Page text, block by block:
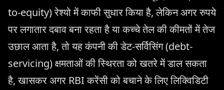
to-equity) रेश्यो में काफी सुधार किया है, लेकिन अगर रुपये
पर लगातार दबाव बना रहता है या कच्चे तेल की कीमतों में तेज
उछाल आता है, तो यह कंपनी की डेट-सर्विसिंग (debt-
servicing) क्षमताओं की स्थिरता को खतरे में डाल सकता
है, खासकर अगर RBI करेंसी को बचाने के लिए लिक्विडिटी